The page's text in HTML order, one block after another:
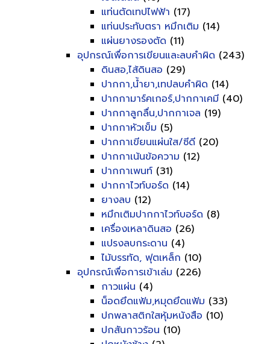
แท่นตัดเทปไฟฟ้า (17)
แท่นประทับตรา หมึกเติม (14)
แผ่นยางรองตัด (11)
อุปกรณ์เพื่อการเขียนและลบคำผิด (243)
ดินสอ,ไส้ดินสอ (29)
ปากกา,น้ำยา,เทปลบคำผิด (14)
ปากกามาร์คเกอร์,ปากกาเคมี (40)
ปากกาลูกลื่น,ปากกาเจล (19)
ปากกาหัวเข็ม (5)
ปากกาเขียนแผ่นใส/ซีดี (20)
ปากกาเน้นข้อความ (12)
ปากกาเพนท์ (31)
ปากกาไวท์บอร์ด (14)
ยางลบ (12)
หมึกเติมปากกาไวท์บอร์ด (8)
เครื่องเหลาดินสอ (26)
แปรงลบกระดาน (4)
ไม้บรรทัด, ฟุตเหล็ก (10)
อุปกรณ์เพื่อการเข้าเล่ม (226)
กาวแผ่น (4)
น็อดยึดแฟ้ม,หมุดยึดแฟ้ม (33)
ปกพลาสติกใสหุ้มหนังสือ (10)
ปกสันกาวร้อน (10)